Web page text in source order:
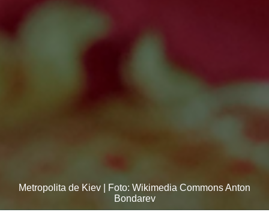
Metropolita de Kiev | Foto: Wikimedia Commons Anton
Bondarev